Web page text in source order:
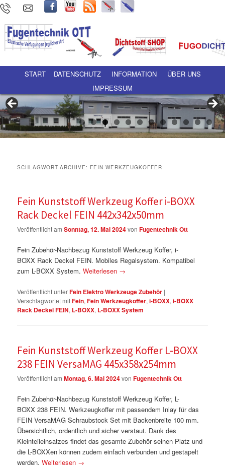
Hauptmenü Zum Inhalt wechseln
Zum sekundären Inhalt wechseln
START DATENSCHUTZ INFORMATION
ÜBER UNS
IMPRESSUM
SCHLAGWORT-ARCHIVE: FEIN WERKZEUGKOFFER
Fein Kunststoff Werkzeug Koffer i-BOXX
Rack Deckel FEIN 442x342x50mm
Veröffentlicht amSonntag, 12. Mai 2024vonFugentechnik Ott
Fein Zubehör-Nachbezug Kunststoff Werkzeug Koffer, i-
BOXX Rack Deckel FEIN. Mobiles Regalsystem. Kompatibel
zum L-BOXX System.Weiterlesen →
Veröffentlicht unterFein Elektro Werkzeuge Zubehör |
Verschlagwortet mitFein,Fein Werkzeugkoffer,i-BOXX,i-BOXX
Rack Deckel FEIN, L-BOXX, L-BOXX System
Fein Kunststoff Werkzeug Koffer L-BOXX
238 FEIN VersaMAG 445x358x254mm
Veröffentlicht amMontag, 6. Mai 2024vonFugentechnik Ott
Fein Zubehör-Nachbezug Kunststoff Werkzeug Koffer, L-
BOXX 238 FEIN. Werkzeugkoffer mit passendem Inlay für das
FEIN VersaMAG Schraubstock Set mit Backenbreite 100 mm.
Übersichtlich, ordentlich und sicher verstaut. Dank des
Kleinteileinsatzes findet das gesamte Zubehör seinen Platz und
die L-BOXXen können zudem einfach verbunden und gestapelt
werden.Weiterlesen →